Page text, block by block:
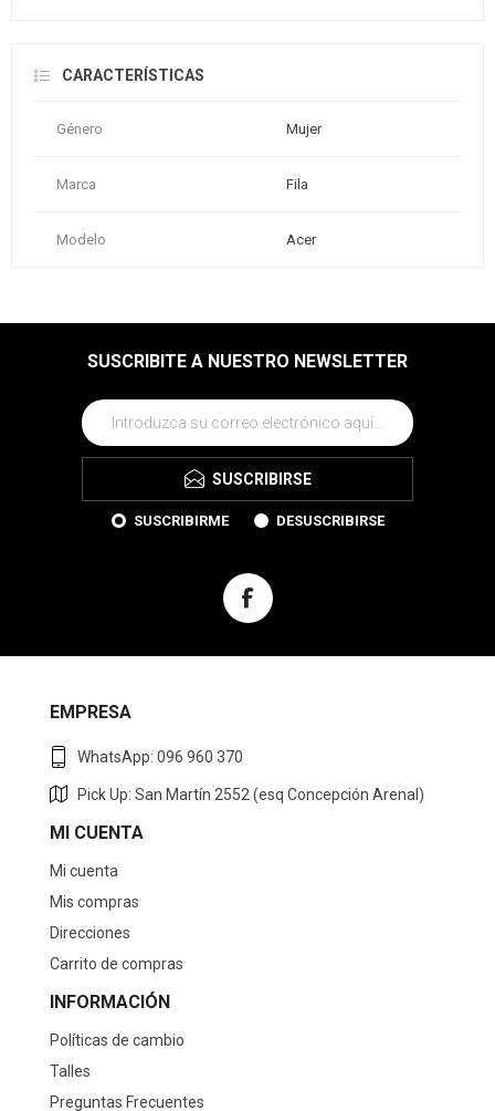
CARACTERÍSTICAS
Género Mujer
Marca Fila
Modelo Acer
SUSCRIBITE A NUESTRO NEWSLETTER
SUSCRIBIRSE
SUSCRIBIRME DESUSCRIBIRSE
EMPRESA
WhatsApp: 096 960 370
Pick Up: San Martín 2552 (esq Concepción Arenal)
MI CUENTA
Mi cuenta
Mis compras
Direcciones
Carrito de compras
INFORMACIÓN
Políticas de cambio
Talles
Preguntas Frecuentes